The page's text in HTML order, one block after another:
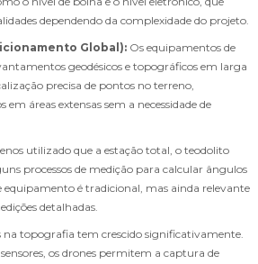
dependendo da complexidade do projeto.
Global): Os equipamentos de
geodésicos e topográficos em larga
precisa de pontos no terreno,
em áreas extensas sem a necessidade de
utilizado que a estação total, o teodolito
processos de medição para calcular ângulos
equipamento é tradicional, mas ainda relevante
detalhadas.
na topografia tem crescido significativamente.
os drones permitem a captura de